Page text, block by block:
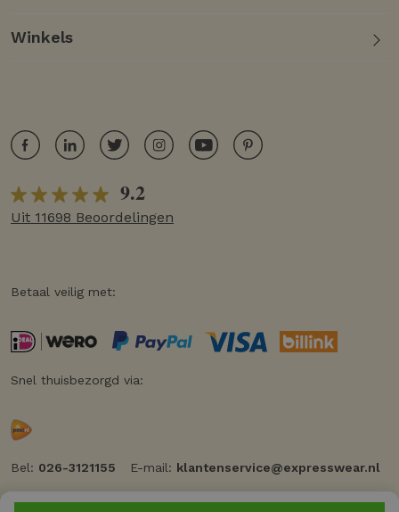
Winkels
9.2
Uit 11698 Beoordelingen
Betaal veilig met:
Snel thuisbezorgd via:
Bel: 026-3121155 E-mail: klantenservice@expresswear.nl